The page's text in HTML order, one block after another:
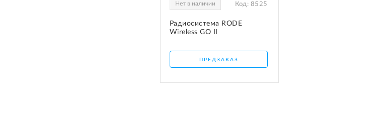
Нет в наличии Код: 8525
Радиосистема RODE
Wireless GO II
ПРЕДЗАКАЗ